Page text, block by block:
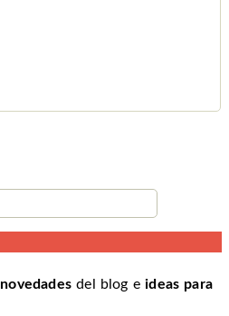
novedades del blog eideas para